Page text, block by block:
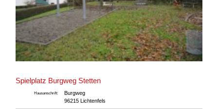
Spielplatz Burgweg Stetten
Hausanschrift:
Burgweg
96215 Lichtenfels